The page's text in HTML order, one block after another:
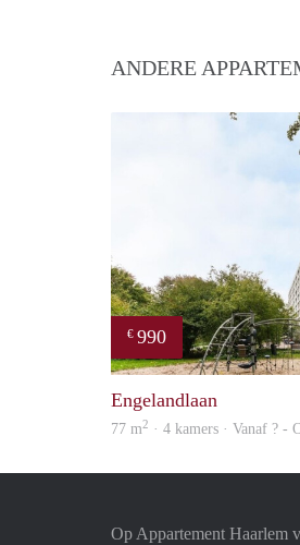
ANDERE
€ 990
Engelandlaan
77 m2 · 4 kamers · Vanaf ? -
Op Appartement Haarlem